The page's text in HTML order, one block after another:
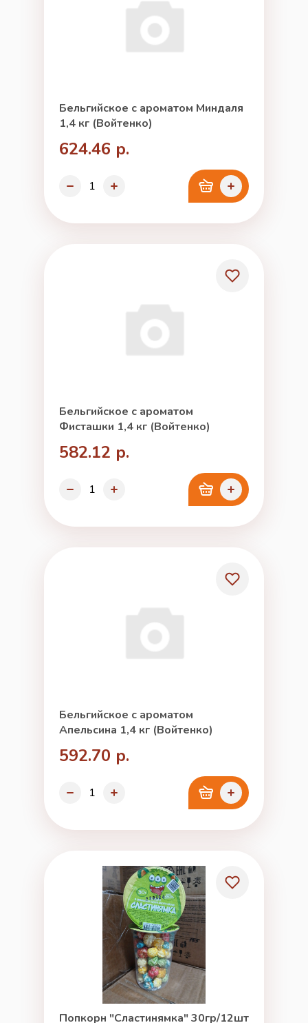
Бельгийское с ароматом Миндаля
1,4 кг (Войтенко)
624.46 р.
Бельгийское с ароматом
Фисташки 1,4 кг (Войтенко)
582.12 р.
Бельгийское с ароматом
Апельсина 1,4 кг (Войтенко)
592.70 р.
Попкорн "Сластинямка" 30гр/12шт